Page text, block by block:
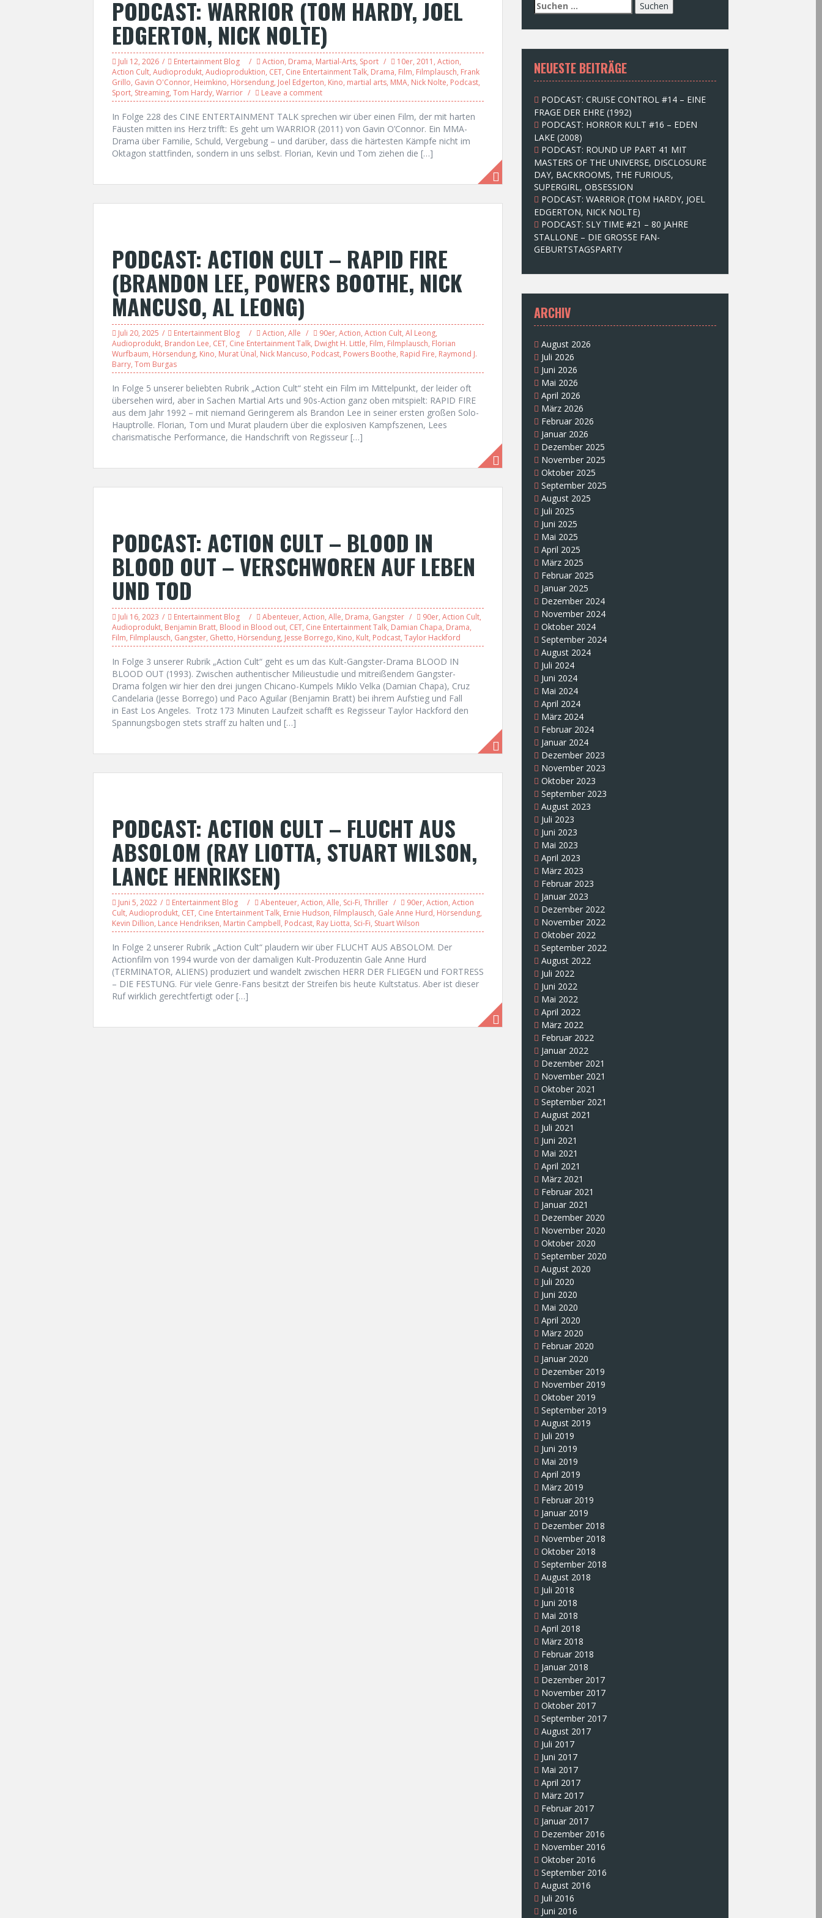
PODCAST: WARRIOR (TOM HARDY, JOEL
EDGERTON, NICK NOLTE)
Juli 12, 2026 Entertainment Blog Action, Drama, Martial-Arts, Sport 10er, 2011 , Action,
Action Cult, Audioprodukt, Audioproduktion, CET, Cine Entertainment Talk, Drama, Film, Filmplausch, Frank
Grillo, Gavin O'Connor, Heimkino, Hörsendung, Joel Edgerton, Kino, martial arts, MMA, Nick Nolte, Podcast,
Sport, Streaming, Tom Hardy, Warrior Leave a comment
In Folge 228 des CINE ENTERTAINMENT TALK sprechen wir über einen Film, der mit harten
Fäusten mitten ins Herz trifft: Es geht um WARRIOR (2011) von Gavin O’Connor. Ein MMA-
Drama über Familie, Schuld, Vergebung – und darüber, dass die härtesten Kämpfe nicht im
Oktagon stattfinden, sondern in uns selbst. Florian, Kevin und Tom ziehen die […]
PODCAST: ACTION CULT – RAPID FIRE
(BRANDON LEE, POWERS BOOTHE, NICK
MANCUSO, AL LEONG)
Juli 20, 2025 Entertainment Blog Action, Alle 90er, Action, Action Cult, Al Leong,
Audioprodukt, Brandon Lee, CET, Cine Entertainment Talk, Dwight H. Little, Film, Filmplausch, Florian
Wurfbaum, Hörsendung, Kino, Murat Ünal, Nick Mancuso, Podcast, Powers Boothe, Rapid Fire, Raymond J.
Barry, Tom Burgas
In Folge 5 unserer beliebten Rubrik „Action Cult“ steht ein Film im Mittelpunkt, der leider oft
übersehen wird, aber in Sachen Martial Arts und 90s-Action ganz oben mitspielt: RAPID FIRE
aus dem Jahr 1992 – mit niemand Geringerem als Brandon Lee in seiner ersten großen Solo-
Hauptrolle. Florian, Tom und Murat plaudern über die explosiven Kampfszenen, Lees
charismatische Performance, die Handschrift von Regisseur […]
PODCAST: ACTION CULT – BLOOD IN
BLOOD OUT – VERSCHWOREN AUF LEBEN
UND TOD
Juli 16, 2023 Entertainment Blog Abenteuer, Action, Alle, Drama, Gangster 90er, Action Cult,
Audioprodukt, Benjamin Bratt, Blood in Blood out, CET, Cine Entertainment Talk, Damian Chapa, Drama,
Film, Filmplausch, Gangster, Ghetto, Hörsendung, Jesse Borrego, Kino, Kult, Podcast, Taylor Hackford
In Folge 3 unserer Rubrik „Action Cult“ geht es um das Kult-Gangster-Drama BLOOD IN
BLOOD OUT (1993). Zwischen authentischer Milieustudie und mitreißendem Gangster-
Drama folgen wir hier den drei jungen Chicano-Kumpels Miklo Velka (Damian Chapa), Cruz
Candelaria (Jesse Borrego) und Paco Aguilar (Benjamin Bratt) bei ihrem Aufstieg und Fall
in East Los Angeles. Trotz 173 Minuten Laufzeit schafft es Regisseur Taylor Hackford den
Spannungsbogen stets straff zu halten und […]
PODCAST: ACTION CULT – FLUCHT AUS
ABSOLOM (RAY LIOTTA, STUART WILSON,
LANCE HENRIKSEN)
Juni 5, 2022 Entertainment Blog Abenteuer, Action, Alle, Sci-Fi, Thriller 90er, Action, Action
Cult, Audioprodukt, CET, Cine Entertainment Talk, Ernie Hudson, Filmplausch, Gale Anne Hurd, Hörsendung,
Kevin Dillion, Lance Hendriksen, Martin Campbell, Podcast, Ray Liotta, Sci-Fi, Stuart Wilson
In Folge 2 unserer Rubrik „Action Cult“ plaudern wir über FLUCHT AUS ABSOLOM. Der
Actionfilm von 1994 wurde von der damaligen Kult-Produzentin Gale Anne Hurd
(TERMINATOR, ALIENS) produziert und wandelt zwischen HERR DER FLIEGEN und FORTRESS
– DIE FESTUNG. Für viele Genre-Fans besitzt der Streifen bis heute Kultstatus. Aber ist dieser
Ruf wirklich gerechtfertigt oder […]
S
u
c
e
n
n
c
h
:
NEUESTE BEITRÄGE
PODCAST: CRUISE CONTROL #14 – EINE
FRAGE DER EHRE (1992)
PODCAST: HORROR KULT #16 – EDEN
LAKE (2008)
PODCAST: ROUND UP PART 41 MIT
MASTERS OF THE UNIVERSE, DISCLOSURE
DAY, BACKROOMS, THE FURIOUS,
SUPERGIRL, OBSESSION
PODCAST: WARRIOR (TOM HARDY, JOEL
EDGERTON, NICK NOLTE)
PODCAST: SLY TIME #21 – 80 JAHRE
STALLONE – DIE GROSSE FAN-
GEBURTSTAGSPARTY
ARCHIV
August 2026
Juli 2026
Juni 2026
Mai 2026
April 2026
März 2026
Februar 2026
Januar 2026
Dezember 2025
November 2025
Oktober 2025
September 2025
August 2025
Juli 2025
Juni 2025
Mai 2025
April 2025
März 2025
Februar 2025
Januar 2025
Dezember 2024
November 2024
Oktober 2024
September 2024
August 2024
Juli 2024
Juni 2024
Mai 2024
April 2024
März 2024
Februar 2024
Januar 2024
Dezember 2023
November 2023
Oktober 2023
September 2023
August 2023
Juli 2023
Juni 2023
Mai 2023
April 2023
März 2023
Februar 2023
Januar 2023
Dezember 2022
November 2022
Oktober 2022
September 2022
August 2022
Juli 2022
Juni 2022
Mai 2022
April 2022
März 2022
Februar 2022
Januar 2022
Dezember 2021
November 2021
Oktober 2021
September 2021
August 2021
Juli 2021
Juni 2021
Mai 2021
April 2021
März 2021
Februar 2021
Januar 2021
Dezember 2020
November 2020
Oktober 2020
September 2020
August 2020
Juli 2020
Juni 2020
Mai 2020
April 2020
März 2020
Februar 2020
Januar 2020
Dezember 2019
November 2019
Oktober 2019
September 2019
August 2019
Juli 2019
Juni 2019
Mai 2019
April 2019
März 2019
Februar 2019
Januar 2019
Dezember 2018
November 2018
Oktober 2018
September 2018
August 2018
Juli 2018
Juni 2018
Mai 2018
April 2018
März 2018
Februar 2018
Januar 2018
Dezember 2017
November 2017
Oktober 2017
September 2017
August 2017
Juli 2017
Juni 2017
Mai 2017
April 2017
März 2017
Februar 2017
Januar 2017
Dezember 2016
November 2016
Oktober 2016
September 2016
August 2016
Juli 2016
Juni 2016